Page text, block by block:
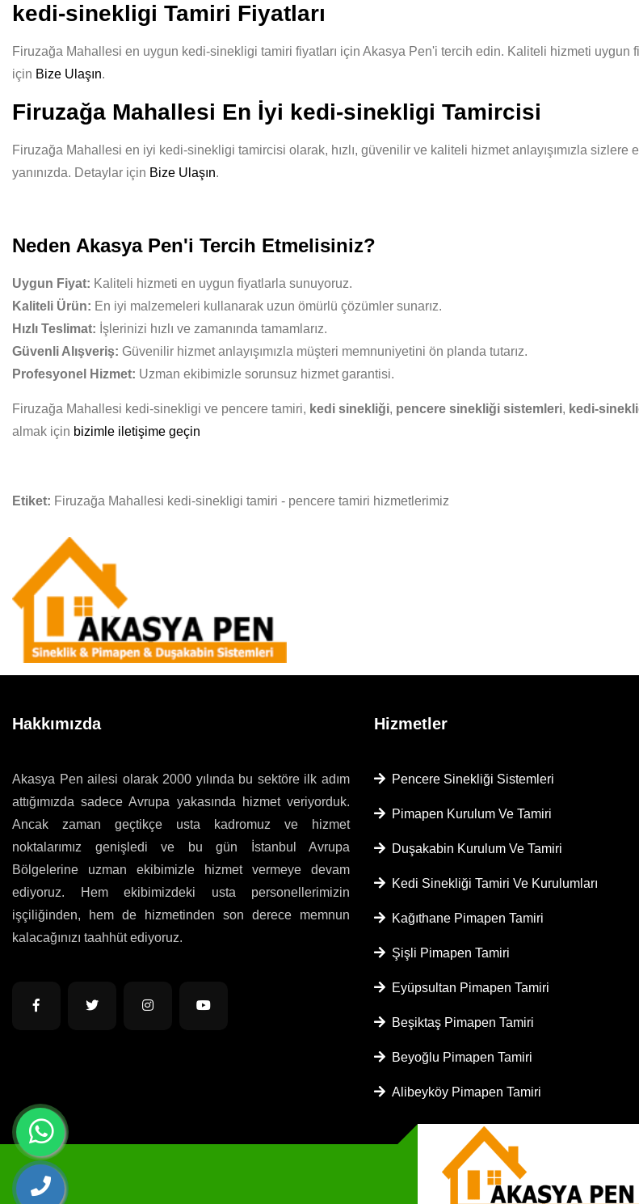
kedi-sinekligi Tamiri Fiyatları
Firuzağa Mahallesi en uygun kedi-sinekligi tamiri fiyatları için Akasya Pen'i tercih edin. Kaliteli hizmeti
için Bize Ulaşın.
Firuzağa Mahallesi En İyi kedi-sinekligi Tamircisi
Firuzağa Mahallesi en iyi kedi-sinekligi tamircisi olarak, hızlı, güvenilir ve kaliteli hizmet anlayışımızla
yanınızda. Detaylar için Bize Ulaşın.
Neden Akasya Pen'i Tercih Etmelisiniz?
Uygun Fiyat: Kaliteli hizmeti en uygun fiyatlarla sunuyoruz.
Kaliteli Ürün: En iyi malzemeleri kullanarak uzun ömürlü çözümler sunarız.
Hızlı Teslimat: İşlerinizi hızlı ve zamanında tamamlarız.
Güvenli Alışveriş: Güvenilir hizmet anlayışımızla müşteri memnuniyetini ön planda tutarız.
Profesyonel Hizmet: Uzman ekibimizle sorunsuz hizmet garantisi.
Firuzağa Mahallesi kedi-sinekligi ve pencere tamiri, kedi sinekliği, pencere sinekliği sistemleri, kedi-
almak için bizimle iletişime geçin
Etiket: Firuzağa Mahallesi kedi-sinekligi tamiri - pencere tamiri hizmetlerimiz
Hakkımızda
Akasya Pen ailesi olarak 2000 yılında bu sektöre ilk adım
attığımızda sadece Avrupa yakasında hizmet veriyorduk.
Ancak zaman geçtikçe usta kadromuz ve hizmet
noktalarımız genişledi ve bu gün İstanbul Avrupa
Bölgelerine uzman ekibimizle hizmet vermeye devam
ediyoruz. Hem ekibimizdeki usta personellerimizin
işçiliğinden, hem de hizmetinden son derece memnun
kalacağınızı taahhüt ediyoruz.
Hizmetler
Pencere Sinekliği Sistemleri
Pimapen Kurulum Ve Tamiri
Duşakabin Kurulum Ve Tamiri
Kedi Sinekliği Tamiri Ve Kurulumları
Kağıthane Pimapen Tamiri
Şişli Pimapen Tamiri
Eyüpsultan Pimapen Tamiri
Beşiktaş Pimapen Tamiri
Beyoğlu Pimapen Tamiri
Alibeyköy Pimapen Tamiri